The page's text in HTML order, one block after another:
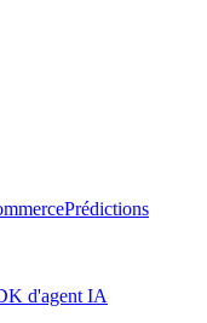
Prédictions
d'agent IA